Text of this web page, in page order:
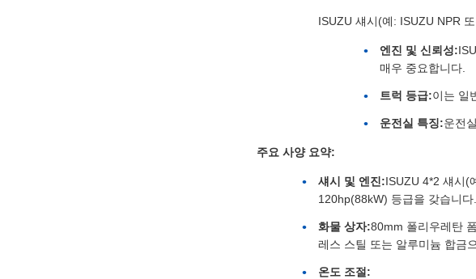
ISUZU 섀시(예: ISUZU NPR
엔진 및 신뢰성:
매우 중요합니다.
트럭 등급:이는 일
운전실 특징:운전
주요 사양 요약:
섀시 및 엔진:ISUZU 4*2 섀시(
120hp(88kW) 등급을 갖습니다.
화물 상자:80mm 폴리우레탄
레스 스틸 또는 알루미늄 합금
온도 조절: